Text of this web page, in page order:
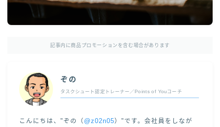
記事内に商品プロモーションを含む場合があります
ぞの
タスクシュート認定トレーナー／Points of Youコーチ
こんにちは、"ぞの（ @z02n05）"です。会社員をしなが